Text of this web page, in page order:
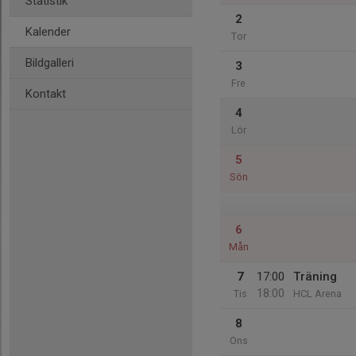
Kalender
Bildgalleri
Kontakt
2
Tor
3
Fre
4
Lör
5
Sön
6
Mån
7
Tis
17:00
18:00
Träning
HCL Arena
8
Ons